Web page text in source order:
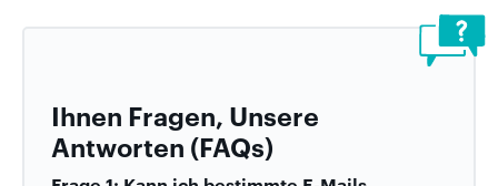
Ihnen Fragen, Unsere
Antworten (FAQs)